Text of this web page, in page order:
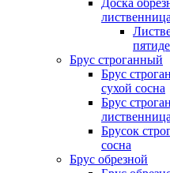
Доска
лиственница
Брус строганный
Брус
сухой сосна
Брус
лиственница
Брусок
сосна
Брус обрезной